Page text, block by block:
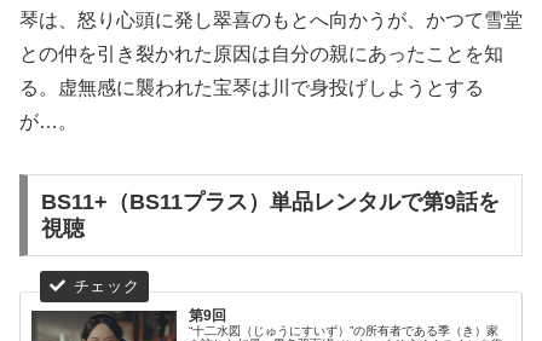
琴は、怒り心頭に発し翠喜のもとへ向かうが、かつて雪堂
との仲を引き裂かれた原因は自分の親にあったことを知
る。虚無感に襲われた宝琴は川で身投げしようとする
が…。
BS11+（BS11プラス）単品レンタルで第9話を
視聴
第9回
“十二水図（じゅうにすいず）”の所有者である季（き）家